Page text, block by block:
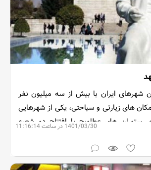
1401/03/30 در ساعت 11:16:14
شهرهای ایران با بیش از سه میلیون نفر
های زیارتی و سیاحتی، یکی از شهرهایی
های عطاویچ با افتتاح دو شعبه